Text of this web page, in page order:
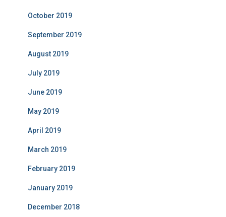
October 2019
September 2019
August 2019
July 2019
June 2019
May 2019
April 2019
March 2019
February 2019
January 2019
December 2018